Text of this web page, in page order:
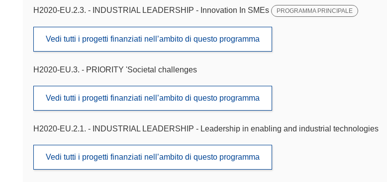
H2020-EU.2.3. - INDUSTRIAL LEADERSHIP - Innovation In SMEs PROGRAMMA PRINCIPALE
Vedi tutti i progetti finanziati nell’ambito di questo programma
H2020-EU.3. - PRIORITY 'Societal challenges
Vedi tutti i progetti finanziati nell’ambito di questo programma
H2020-EU.2.1. - INDUSTRIAL LEADERSHIP - Leadership in enabling and industrial technologies
Vedi tutti i progetti finanziati nell’ambito di questo programma